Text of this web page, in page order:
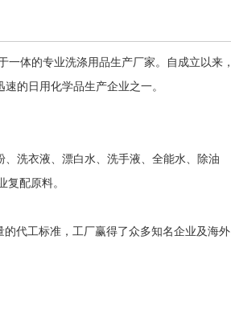
体的专业洗涤用品生产厂家。自成立以来，
的日用化学品生产企业之一。
洗衣液、漂白水、洗手液、全能水、除油
配原料。
代工标准，工厂赢得了众多知名企业及海外